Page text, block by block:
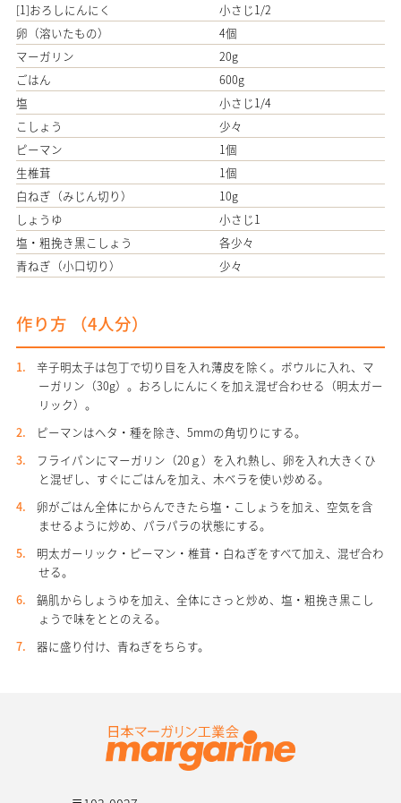
[1]おろしにんにく
小さじ1/2
卵（溶いたもの）
4個
マーガリン
20g
ごはん
600g
塩
小さじ1/4
こしょう
少々
ピーマン
1個
生椎茸
1個
白ねぎ（みじん切り）
10g
しょうゆ
小さじ1
塩・粗挽き黒こしょう
各少々
青ねぎ（小口切り）
少々
作り方 （4人分）
辛子明太子は包丁で切り目を入れ薄皮を除く。ボウルに入れ、マ
ーガリン（30g）。おろしにんにくを加え混ぜ合わせる（明太ガー
リック）。
ピーマンはヘタ・種を除き、5mmの角切りにする。
フライパンにマーガリン（20ｇ）を入れ熱し、卵を入れ大きくひ
と混ぜし、すぐにごはんを加え、木ベラを使い炒める。
卵がごはん全体にからんできたら塩・こしょうを加え、空気を含
ませるように炒め、パラパラの状態にする。
明太ガーリック・ピーマン・椎茸・白ねぎをすべて加え、混ぜ合わ
せる。
鍋肌からしょうゆを加え、全体にさっと炒め、塩・粗挽き黒こし
ょうで味をととのえる。
器に盛り付け、青ねぎをちらす。